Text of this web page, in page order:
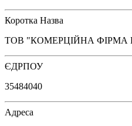
Коротка Назва
ТОВ "КОМЕРЦІЙНА ФІРМА
ЄДРПОУ
35484040
Адреса